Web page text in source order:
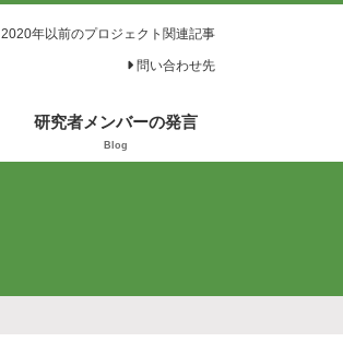
2020年以前のプロジェクト関連記事
問い合わせ先
研究者メンバーの発言
Blog